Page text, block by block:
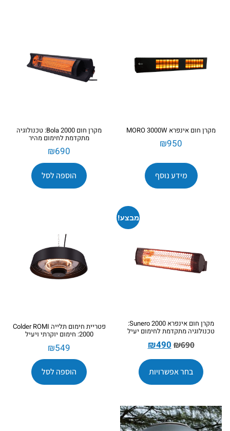
מקרן חום אינפרא MORO 3000W
₪950
מידע נוסף
מקרן חום Bola 2000: טכנולוגיה
מתקדמת לחימום מהיר
₪690
הוספה לסל
מבצע!
מקרן חום אינפרא Sunero 2000:
טכנולוגיה מתקדמת לחימום יעיל
₪690
₪490
בחר אפשרויות
פטריית חימום תלייה Colder ROMI
2000: חימום יוקרתי ויעיל
₪549
הוספה לסל